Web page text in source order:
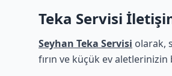
Teka Servisi
Seyhan Teka Servisi olarak,
fırın ve küçük ev